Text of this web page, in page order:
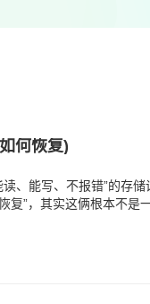
何恢复)
、能写、不报错”的存储
复”，其实这俩根本不是